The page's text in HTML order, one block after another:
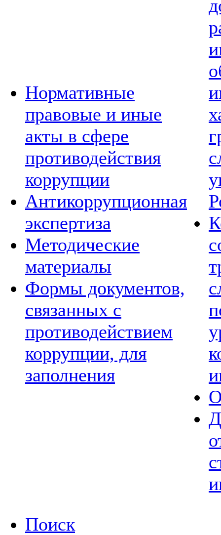
Нормативные
правовые и иные
акты в сфере
противодействия
коррупции
Антикоррупционная
экспертиза
Методические
материалы
Формы документов,
связанных с
противодействием
коррупции, для
заполнения
Поиск